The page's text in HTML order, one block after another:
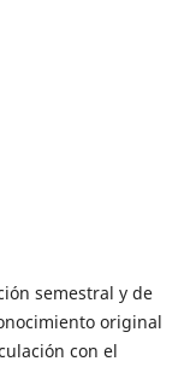
semestral y de
original
con el